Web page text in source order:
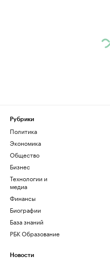
Рубрики
Политика
Экономика
Общество
Бизнес
Технологии и
медиа
Финансы
Биографии
База знаний
РБК Образование
Новости